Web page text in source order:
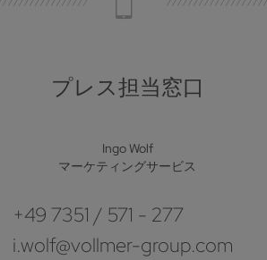
プレス担当窓口
Ingo Wolf
マーケティングサービス
+49 7351 / 571 - 277
i.wolf@vollmer-group.com